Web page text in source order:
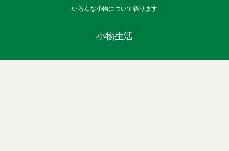
いろんな小物について語ります
小物生活